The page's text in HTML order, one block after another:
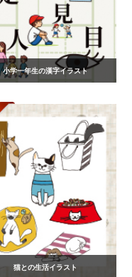
小学一年生の漢字イラスト
猫との生活イラスト